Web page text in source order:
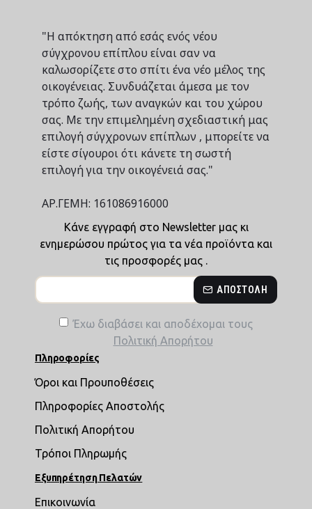
"Η απόκτηση από εσάς ενός νέου
σύγχρονου επίπλου είναι σαν να
καλωσορίζετε στο σπίτι ένα νέο μέλος της
οικογένειας. Συνδυάζεται άμεσα με τον
τρόπο ζωής, των αναγκών και του χώρου
σας. Με την επιμελημένη σχεδιαστική μας
επιλογή σύγχρονων επίπλων , μπορείτε να
είστε σίγουροι ότι κάνετε τη σωστή
επιλογή για την οικογένειά σας."
ΑΡ.ΓΕΜΗ: 161086916000
Κάνε εγγραφή στο Newsletter μας κι
ενημερώσου πρώτος για τα νέα προϊόντα και
τις προσφορές μας .
ΑΠΟΣΤΟΛΉ
Έχω διαβάσει και αποδέχομαι τους
Πολιτική Απορήτου
Πληροφορίες
Όροι και Προυποθέσεις
Πληροφορίες Αποστολής
Πολιτική Απορήτου
Τρόποι Πληρωμής
Εξυπηρέτηση Πελατών
Επικοινωνία